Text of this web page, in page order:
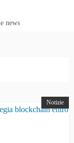
news
Notizie